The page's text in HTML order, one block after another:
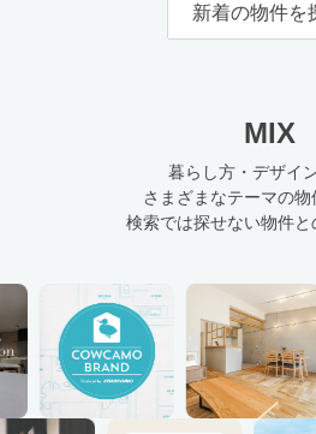
新着の物件を
MIX
暮らし方・デザイ
さまざまなテーマの物
検索では探せない物件と